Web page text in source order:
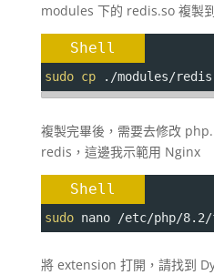
modules 下的 redis.so 複製
Shell
sudo cp ./modules/
複製完畢後，需要去修改
redis，這邊我示範用 Nginx
Shell
sudo nano /etc/php/8.2/
將 extension 打開，請找到